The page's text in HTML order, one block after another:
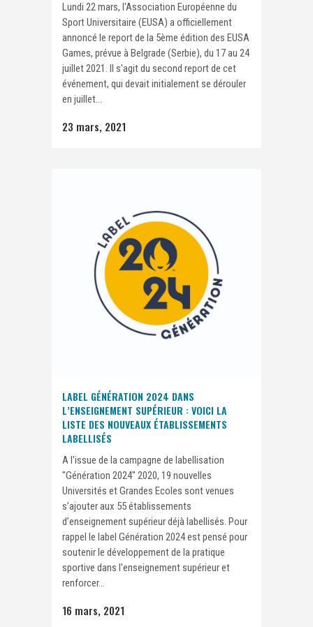
Lundi 22 mars, l'Association Européenne du
Sport Universitaire (EUSA) a officiellement
annoncé le report de la 5ème édition des EUSA
Games, prévue à Belgrade (Serbie), du 17 au 24
juillet 2021. Il s'agit du second report de cet
événement, qui devait initialement se dérouler
en juillet...
23 mars, 2021
LABEL GÉNÉRATION 2024 DANS
L’ENSEIGNEMENT SUPÉRIEUR : VOICI LA
LISTE DES NOUVEAUX ÉTABLISSEMENTS
LABELLISÉS
A l'issue de la campagne de labellisation
"Génération 2024" 2020, 19 nouvelles
Universités et Grandes Ecoles sont venues
s’ajouter aux 55 établissements
d’enseignement supérieur déjà labellisés. Pour
rappel le label Génération 2024 est pensé pour
soutenir le développement de la pratique
sportive dans l'enseignement supérieur et
renforcer...
16 mars, 2021